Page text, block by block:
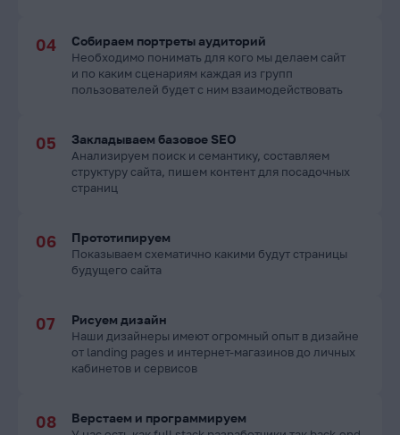
Собираем портреты аудиторий
Необходимо понимать для кого мы делаем сайт
и по каким сценариям каждая из групп
пользователей будет с ним взаимодействовать
Закладываем базовое SEO
Анализируем поиск и семантику, составляем
структуру сайта, пишем контент для посадочных
страниц
Прототипируем
Показываем схематично какими будут страницы
будущего сайта
Рисуем дизайн
Наши дизайнеры имеют огромный опыт в дизайне
от landing pages и интернет-магазинов до личных
кабинетов и сервисов
Верстаем и программируем